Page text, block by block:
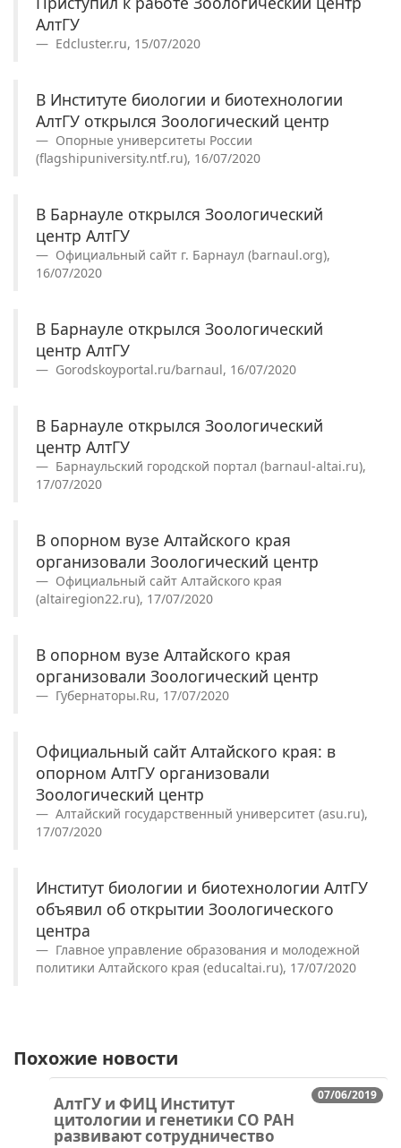
АлтГУ
Edcluster.ru, 15/07/2020
В Институте биологии и биотехнологии
АлтГУ открылся Зоологический центр
Опорные университеты России
(flagshipuniversity.ntf.ru), 16/07/2020
В Барнауле открылся Зоологический
центр АлтГУ
Официальный сайт г. Барнаул (barnaul.org),
16/07/2020
В Барнауле открылся Зоологический
центр АлтГУ
Gorodskoyportal.ru/barnaul, 16/07/2020
В Барнауле открылся Зоологический
центр АлтГУ
Барнаульский городской портал (barnaul-altai.ru),
17/07/2020
В опорном вузе Алтайского края
организовали Зоологический центр
Официальный сайт Алтайского края
(altairegion22.ru), 17/07/2020
В опорном вузе Алтайского края
организовали Зоологический центр
Губернаторы.Ru, 17/07/2020
Официальный сайт Алтайского края: в
опорном АлтГУ организовали
Зоологический центр
Алтайский государственный университет (asu.ru),
17/07/2020
Институт биологии и биотехнологии АлтГУ
объявил об открытии Зоологического
центра
Главное управление образования и молодежной
политики Алтайского края (educaltai.ru), 17/07/2020
Похожие новости
07/06/2019
АлтГУ и ФИЦ Институт
цитологии и генетики СО РАН
развивают сотрудничество